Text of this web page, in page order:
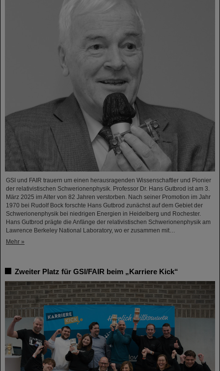
GSI und FAIR trauern um einen herausragenden Wissenschaftler und Pionier
der relativistischen Schwerionenphysik. Professor Dr. Hans Gutbrod ist am 3.
März 2025 im Alter von 82 Jahren verstorben. Nach seiner Promotion im Jahr
1970 bei Rudolf Bock forschte Hans Gutbrod zunächst auf dem Gebiet der
Schwerionenphysik bei niedrigen Energien in Heidelberg und Rochester.
Hans Gutbrod prägte die Anfänge der relativistischen Schwerionenphysik am
Lawrence Berkeley National Laboratory, wo er zusammen mit…
Mehr »
Zweiter Platz für GSI/FAIR beim „Karriere Kick“